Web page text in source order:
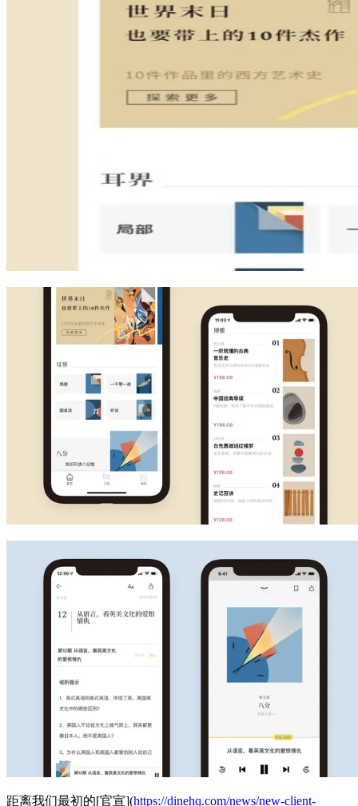
距离我们最初的[官宣](https://dinehq.com/news/new-client-